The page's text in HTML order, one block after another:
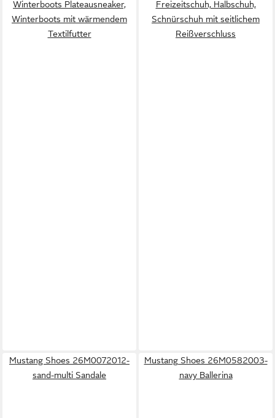
Winterboots Plateausneaker,
Winterboots mit wärmendem
Textilfutter
Freizeitschuh, Halbschuh,
Schnürschuh mit seitlichem
Reißverschluss
Mustang Shoes 26M0072012-
sand-multi Sandale
Mustang Shoes 26M0582003-
navy Ballerina